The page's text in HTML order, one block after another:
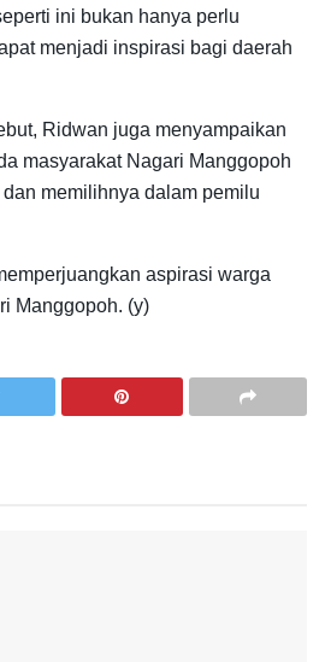
ini bukan hanya perlu
menjadi inspirasi bagi daerah
Ridwan juga menyampaikan
masyarakat Nagari Manggopoh
memilihnya dalam pemilu
aspirasi warga
Manggopoh. (y)